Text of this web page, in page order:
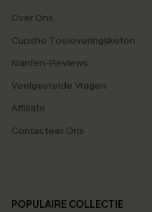
Over Ons
Cupshe Toeleveringsketen
Klanten-Reviews
Veelgestelde Vragen
Affiliate
Contacteer Ons
POPULAIRE COLLECTIE